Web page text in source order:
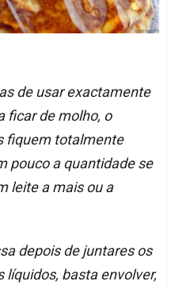
de usar exactamente
ficar de molho, o
fiquem totalmente
pouco a quantidade se
leite a mais ou a
depois de juntares os
basta envolver,